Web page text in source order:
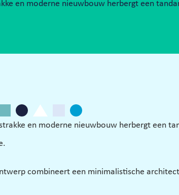
en moderne nieuwbouw herbergt een
en moderne nieuwbouw herbergt een
combineert een minimalistische